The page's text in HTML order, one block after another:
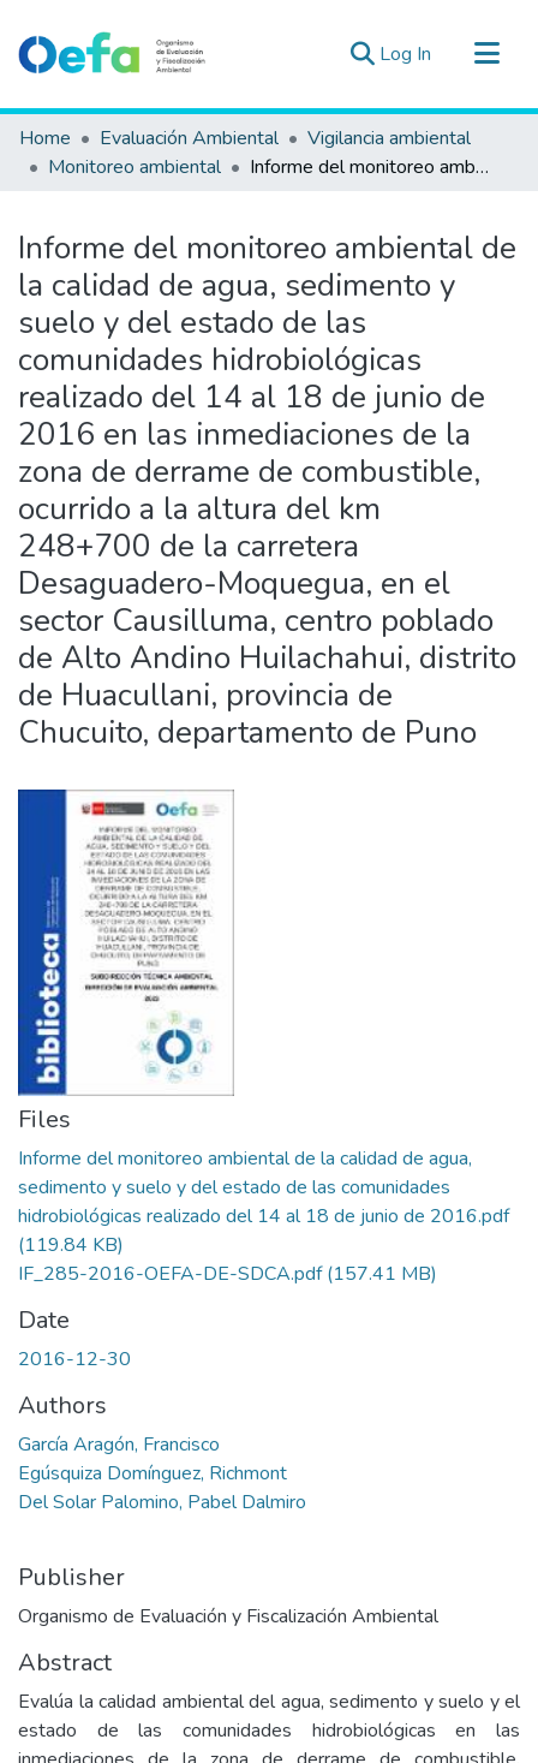
Log In (current)
Communities & Collections
All of DSpace
Estad. Externas
Guias ▾
Home Evaluación Ambiental
Vigilancia ambiental
Monitoreo ambiental
Informe del monitoreo ambiental de la calidad de agua, sedimento y suelo y del estado de las comunidades hidrobiológicas realizado del 14 al 18 de junio de 2016 en las inmediaciones de la zona de derrame de combustible, ocurrido a la altura del km 248+700 de la carretera Desaguadero-Moquegua, en el sector Causilluma, centro poblado de Alto Andino Huilachahui, distrito de Huacullani, provincia de Chucuito, departamento de Puno
Informe del monitoreo ambiental de
la calidad de agua, sedimento y
suelo y del estado de las
comunidades hidrobiológicas
realizado del 14 al 18 de junio de
2016 en las inmediaciones de la
zona de derrame de combustible,
ocurrido a la altura del km
248+700 de la carretera
Desaguadero-Moquegua, en el
sector Causilluma, centro poblado
de Alto Andino Huilachahui, distrito
de Huacullani, provincia de
Chucuito, departamento de Puno
Files
Informe del monitoreo ambiental de la calidad de agua,
sedimento y suelo y del estado de las comunidades
hidrobiológicas realizado del 14 al 18 de junio de 2016.pdf
(119.84 KB)
IF_285-2016-OEFA-DE-SDCA.pdf(157.41 MB)
Date
2016-12-30
Authors
García Aragón, Francisco
Egúsquiza Domínguez, Richmont
Del Solar Palomino, Pabel Dalmiro
Publisher
Organismo de Evaluación y Fiscalización Ambiental
Abstract
Evalúa la calidad ambiental del agua, sedimento y suelo y el
estado de las comunidades hidrobiológicas en las